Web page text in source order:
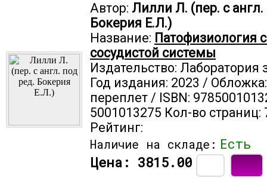
Автор: Лилли Л. (пер. с
Бокерия Е.Л.)
Название: Патофизиология
сосудистой системы
Издательство: Лаборатория
Год издания: 2023 /
переплет / ISBN:
5001013275 Кол-во страниц:
Рейтинг:
Наличие на складе: Есть
Цена: 3815.00